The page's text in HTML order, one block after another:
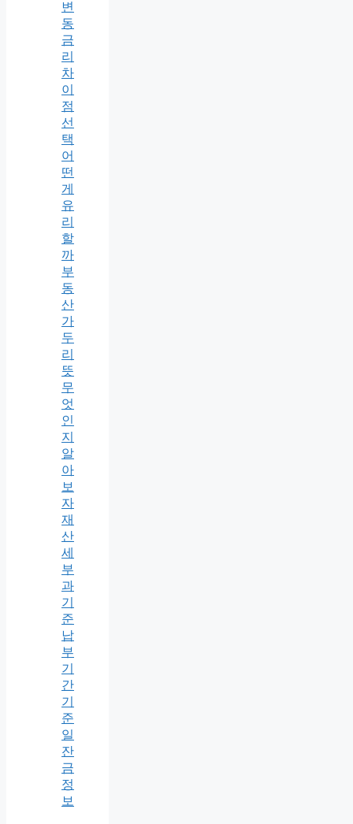
변
동
금
리
차
이
점
선
택
어
떤
게
유
리
할
까
부
동
산
가
두
리
뜻
무
엇
인
지
알
아
보
자
재
산
세
부
과
기
준
납
부
기
간
기
준
일
잔
금
정
보